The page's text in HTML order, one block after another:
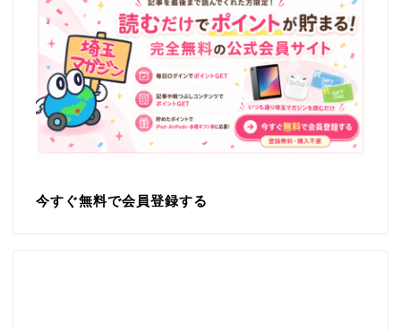
今すぐ無料で会員登録する